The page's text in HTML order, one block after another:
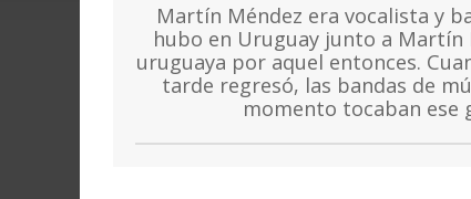
Martín Méndez era vocalista y
hubo en Uruguay junto a Martín
uruguaya por aquel entonces.
tarde regresó, las bandas de
momento tocaban ese